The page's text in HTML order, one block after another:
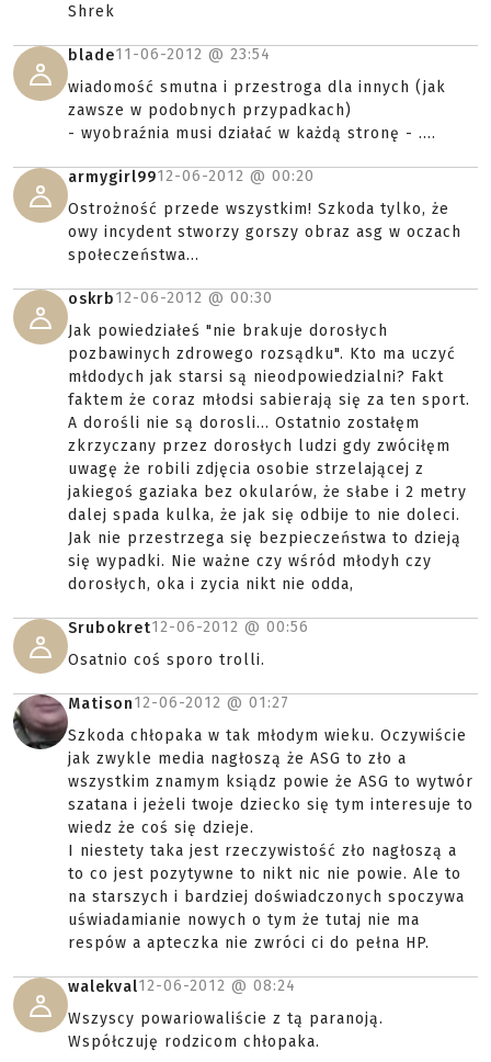
Shrek
blade11-06-2012 @ 23:54
wiadomość smutna i przestroga dla innych (jak
zawsze w podobnych przypadkach)
- wyobraźnia musi działać w każdą stronę - ....
armygirl9912-06-2012 @ 00:20
Ostrożność przede wszystkim! Szkoda tylko, że
owy incydent stworzy gorszy obraz asg w oczach
społeczeństwa...
oskrb12-06-2012 @ 00:30
Jak powiedziałeś "nie brakuje dorosłych
pozbawinych zdrowego rozsądku". Kto ma uczyć
młdodych jak starsi są nieodpowiedzialni? Fakt
faktem że coraz młodsi sabierają się za ten sport.
A dorośli nie są dorosli... Ostatnio zostałęm
zkrzyczany przez dorosłych ludzi gdy zwóciłęm
uwagę że robili zdjęcia osobie strzelającej z
jakiegoś gaziaka bez okularów, że słabe i 2 metry
dalej spada kulka, że jak się odbije to nie doleci.
Jak nie przestrzega się bezpieczeństwa to dzieją
się wypadki. Nie ważne czy wśród młodyh czy
dorosłych, oka i zycia nikt nie odda,
Srubokret12-06-2012 @ 00:56
Osatnio coś sporo trolli.
Matison12-06-2012 @ 01:27
Szkoda chłopaka w tak młodym wieku. Oczywiście
jak zwykle media nagłoszą że ASG to zło a
wszystkim znamym ksiądz powie że ASG to wytwór
szatana i jeżeli twoje dziecko się tym interesuje to
wiedz że coś się dzieje.
I niestety taka jest rzeczywistość zło nagłoszą a
to co jest pozytywne to nikt nic nie powie. Ale to
na starszych i bardziej doświadczonych spoczywa
uświadamianie nowych o tym że tutaj nie ma
respów a apteczka nie zwróci ci do pełna HP.
walekval12-06-2012 @ 08:24
Wszyscy powariowaliście z tą paranoją.
Współczuję rodzicom chłopaka.